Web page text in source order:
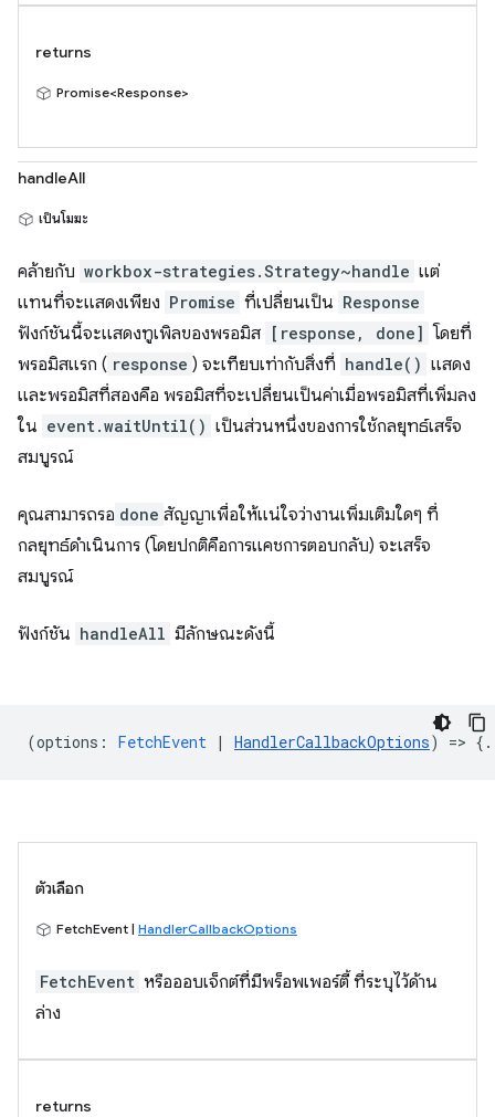
returns
Promise<Response>
handleAll
เป็นโมฆะ
คล้ายกับ workbox-strategies.Strategy~handle แต่
แทนที่จะแสดงเพียง Promise ที่เปลี่ยนเป็น Response
ฟังก์ชันนี้จะแสดงทูเพิลของพรอมิส [response, done] โดยที่
พรอมิสแรก ( response ) จะเทียบเท่ากับสิ่งที่ handle() แสดง
และพรอมิสที่สองคือ พรอมิสที่จะเปลี่ยนเป็นค่าเมื่อพรอมิสที่เพิ่มลง
ใน event.waitUntil() เป็นส่วนหนึ่งของการใช้กลยุทธ์เสร็จ
สมบูรณ์
คุณสามารถรอ done สัญญาเพื่อให้แน่ใจว่างานเพิ่มเติมใดๆ ที่
กลยุทธ์ดำเนินการ (โดยปกติคือการแคชการตอบกลับ) จะเสร็จ
สมบูรณ์
ฟังก์ชัน handleAll มีลักษณะดังนี้
(options : FetchEvent | HandlerCallbackOptions) =>
ตัวเลือก
FetchEvent | HandlerCallbackOptions
FetchEvent หรือออบเจ็กต์ที่มีพร็อพเพอร์ตี้ ที่ระบุไว้ด้าน
ล่าง
returns